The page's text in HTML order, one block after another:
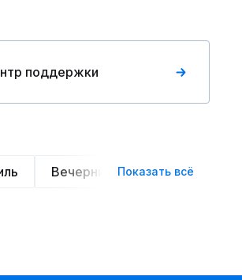
поддержки
Вечерние Классические
Показать всё